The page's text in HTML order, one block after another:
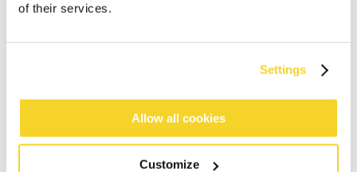
of their services.
Settings
Allow all cookies
Customize
Melange-Schal für Herren
MATERIALIEN UND DETAILS